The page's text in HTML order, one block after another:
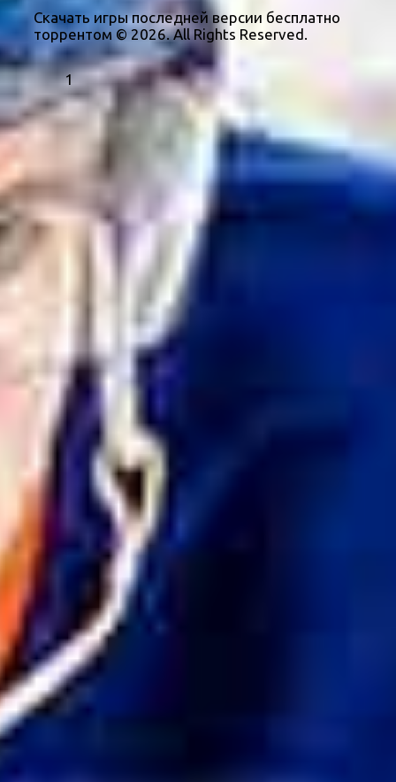
Скачать игры последней версии бесплатно
торрентом © 2026. All Rights Reserved.
1